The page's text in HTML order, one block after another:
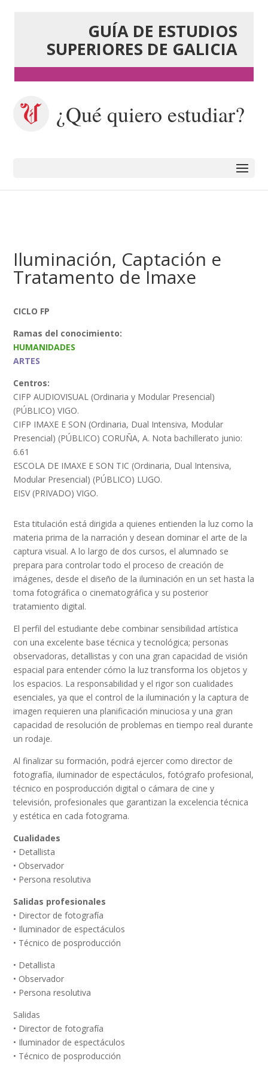
GUÍA DE ESTUDIOS
SUPERIORES DE GALICIA
¿Qué quiero estudiar?
Iluminación, Captación e
Tratamento de Imaxe
CICLO FP
Ramas del conocimiento:
HUMANIDADES
ARTES
Centros:
CIFP AUDIOVISUAL (Ordinaria y Modular Presencial)
(PÚBLICO) VIGO.
CIFP IMAXE E SON (Ordinaria, Dual Intensiva, Modular
Presencial) (PÚBLICO) CORUÑA, A. Nota bachillerato junio:
6.61
ESCOLA DE IMAXE E SON TIC (Ordinaria, Dual Intensiva,
Modular Presencial) (PÚBLICO) LUGO.
EISV (PRIVADO) VIGO.
Esta titulación está dirigida a quienes entienden la luz como la
materia prima de la narración y desean dominar el arte de la
captura visual. A lo largo de dos cursos, el alumnado se
prepara para controlar todo el proceso de creación de
imágenes, desde el diseño de la iluminación en un set hasta la
toma fotográfica o cinematográfica y su posterior
tratamiento digital.
El perfil del estudiante debe combinar sensibilidad artística
con una excelente base técnica y tecnológica; personas
observadoras, detallistas y con una gran capacidad de visión
espacial para entender cómo la luz transforma los objetos y
los espacios. La responsabilidad y el rigor son cualidades
esenciales, ya que el control de la iluminación y la captura de
imagen requieren una planificación minuciosa y una gran
capacidad de resolución de problemas en tiempo real durante
un rodaje.
Al finalizar su formación, podrá ejercer como director de
fotografía, iluminador de espectáculos, fotógrafo profesional,
técnico en posproducción digital o cámara de cine y
televisión, profesionales que garantizan la excelencia técnica
y estética en cada fotograma.
Cualidades
• Detallista
• Observador
• Persona resolutiva
Salidas profesionales
• Director de fotografía
• Iluminador de espectáculos
• Técnico de posproducción
• Detallista
• Observador
• Persona resolutiva
Salidas
• Director de fotografía
• Iluminador de espectáculos
• Técnico de posproducción